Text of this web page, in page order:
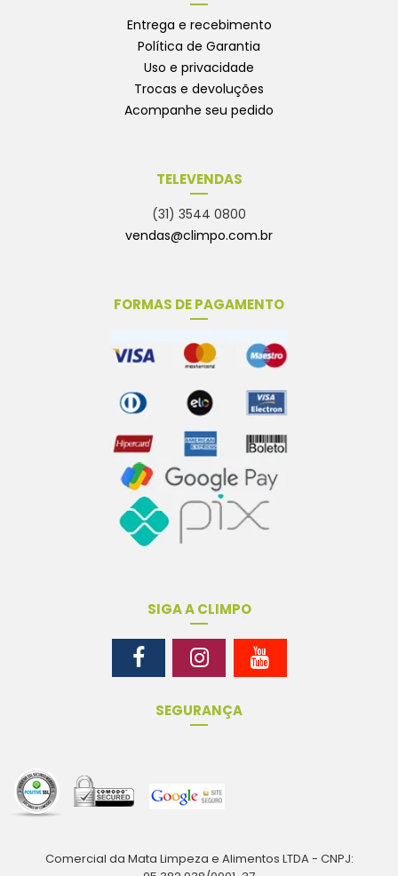
Entrega e recebimento
Política de Garantia
Uso e privacidade
Trocas e devoluções
Acompanhe seu pedido
TELEVENDAS
(31) 3544 0800
vendas@climpo.com.br
FORMAS DE PAGAMENTO
SIGA A CLIMPO
SEGURANÇA
Comercial da Mata Limpeza e Alimentos LTDA - CNPJ: